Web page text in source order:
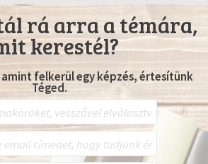
rá arra a témára,
kerestél?
amint felkerül egy képzés, értesítünk
Téged.